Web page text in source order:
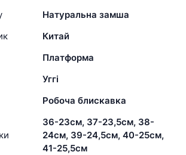
Натуральна замша
Китай
Платформа
Уггі
Робоча блискавка
36-23см, 37-23,5см, 38-
24см, 39-24,5см, 40-25см,
41-25,5см